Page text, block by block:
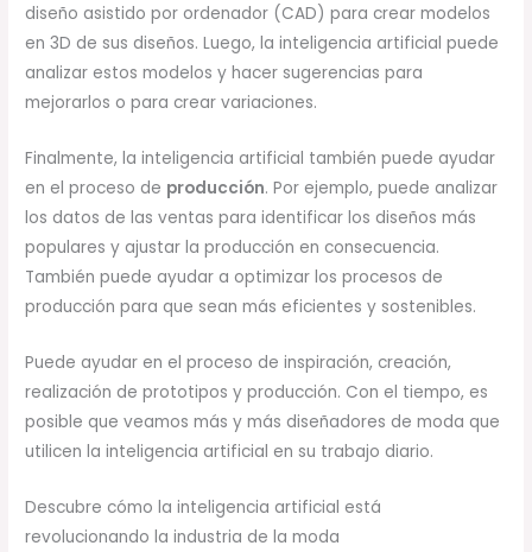
diseño asistido por ordenador (CAD) para crear modelos
en 3D de sus diseños. Luego, la inteligencia artificial puede
analizar estos modelos y hacer sugerencias para
mejorarlos o para crear variaciones.
Finalmente, la inteligencia artificial también puede ayudar
en el proceso de producción. Por ejemplo, puede analizar
los datos de las ventas para identificar los diseños más
populares y ajustar la producción en consecuencia.
También puede ayudar a optimizar los procesos de
producción para que sean más eficientes y sostenibles.
Puede ayudar en el proceso de inspiración, creación,
realización de prototipos y producción. Con el tiempo, es
posible que veamos más y más diseñadores de moda que
utilicen la inteligencia artificial en su trabajo diario.
Descubre cómo la inteligencia artificial está
revolucionando la industria de la moda